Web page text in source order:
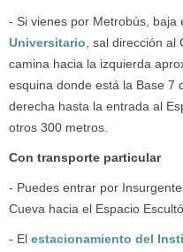
- Si vienes por Metrobús, baja
Universitario , sal dirección
camina hacia la izquierda
esquina donde está la Base 7
derecha hasta la entrada al
otros 300 metros.
Con transporte particular
- Puedes entrar por
Cueva hacia el Espacio
- El estacionamiento del